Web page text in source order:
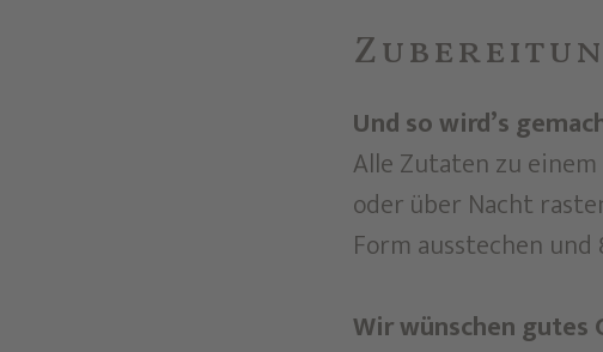
Und so wird’s
Alle Zutaten zu
oder über Nacht
Form ausstechen und
Wir wünschen gutes